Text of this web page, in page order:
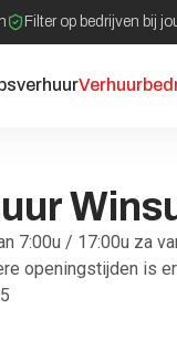
Filter op bedrijven bij
7:00u / 17:00u za
openingstijden is